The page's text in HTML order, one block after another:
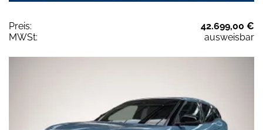
Preis:
42.699,00 €
MWSt:
ausweisbar